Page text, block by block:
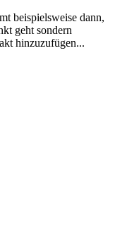
beispielsweise dann,
geht sondern
hinzuzufügen...